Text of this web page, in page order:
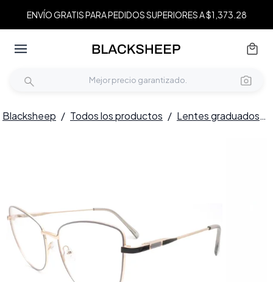
ENVÍO GRATIS PARA PEDIDOS SUPERIORES A $1,373.28
Blacksheep / Todos los productos / Lentes graduados /